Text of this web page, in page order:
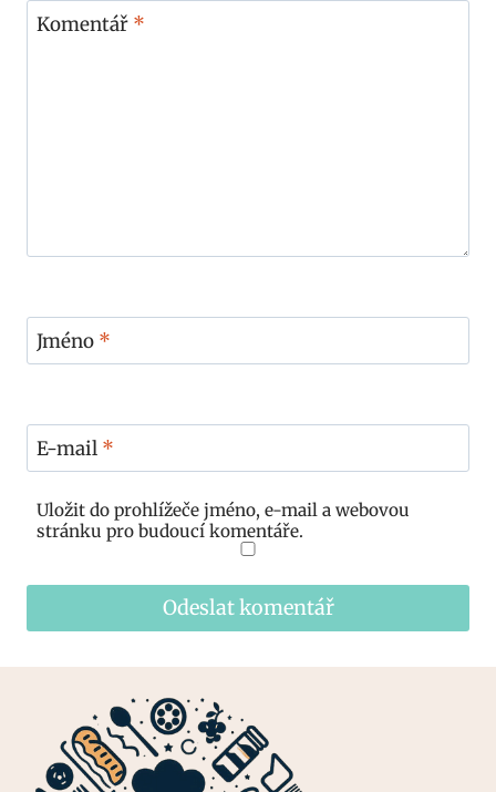
Komentář *
Jméno *
E-mail *
Uložit do prohlížeče jméno, e-mail a webovou
stránku pro budoucí komentáře.